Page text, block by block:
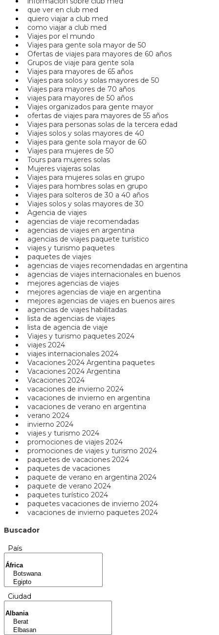
que ver en club med
quiero viajar a club med
como viajar a club med
Viajes por el mundo
Viajes para gente sola mayor de 50
Ofertas de viajes para mayores de 60 años
Grupos de viaje para gente sola
Viajes para mayores de 65 años
Viajes para solos y solas mayores de 50
Viajes para mayores de 70 años
viajes para mayores de 50 años
Viajes organizados para gente mayor
ofertas de viajes para mayores de 55 años
Viajes para personas solas de la tercera edad
Viajes solos y solas mayores de 40
Viajes para gente sola mayor de 60
Viajes para mujeres de 50
Tours para mujeres solas
Mujeres viajeras solas
Viajes para mujeres solas en grupo
Viajes para hombres solas en grupo
Viajes para solteros de 30 a 40 años
Viajes solos y solas mayores de 30
Agencia de viajes
agencias de viaje recomendadas
agencias de viajes en argentina
agencias de viajes paquete turístico
viajes y turismo paquetes
paquetes de viajes
agencias de viajes recomendadas en argentina
agencias de viajes internacionales en buenos
mejores agencias de viajes
mejores agencias de viaje en argentina
mejores agencias de viajes en buenos aires
agencias de viajes habilitadas
lista de agencias de viajes
lista de agencia de viaje
Viajes y turismo paquetes 2024
viajes 2024
viajes internacionales 2024
Vacaciones 2024 Argentina paquetes
Vacaciones 2024 Argentina
Vacaciones 2024
vacaciones de invierno 2024
vacaciones de invierno en argentina
vacaciones de verano en argentina
verano 2024
invierno 2024
viajes y turismo 2024
promociones de viajes 2024
promociones de viajes y turismo 2024
paquetes de vacaciones 2024
paquetes de vacaciones
paquete de verano en argentina 2024
paquete de verano 2024
paquetes turístico 2024
paquetes vacaciones de invierno 2024
vacaciones de invierno paquetes 2024
Buscador
País
Ciudad